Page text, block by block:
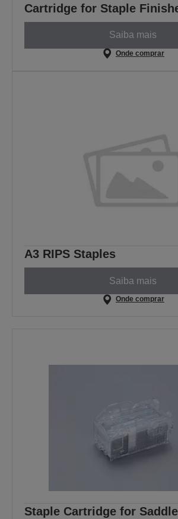
Cartridge for Staple
Saiba mais
Onde comprar
A3 RIPS Staples
Saiba mais
Onde comprar
Staple Cartridge for